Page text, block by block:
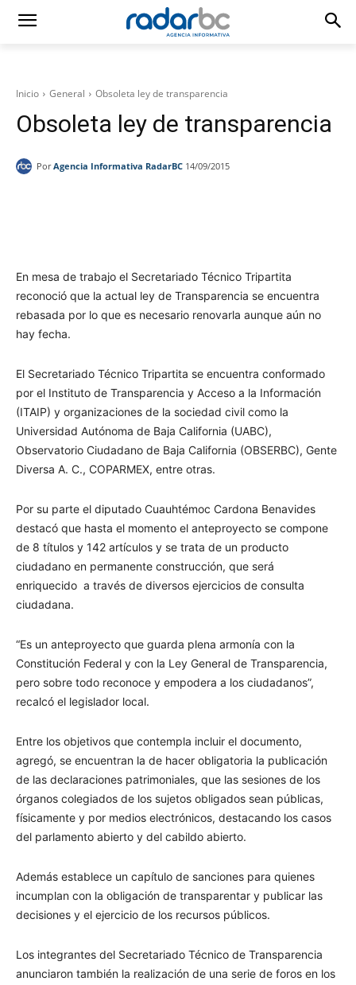
Inicio General Obsoleta ley de transparencia
Obsoleta ley de transparencia
Por Agencia Informativa RadarBC 14/09/2015
En mesa de trabajo el Secretariado Técnico Tripartita
reconoció que la actual ley de Transparencia se encuentra
rebasada por lo que es necesario renovarla aunque aún no
hay fecha.
El Secretariado Técnico Tripartita se encuentra conformado
por el Instituto de Transparencia y Acceso a la Información
(ITAIP) y organizaciones de la sociedad civil como la
Universidad Autónoma de Baja California (UABC),
Observatorio Ciudadano de Baja California (OBSERBC), Gente
Diversa A. C., COPARMEX, entre otras.
Por su parte el diputado Cuauhtémoc Cardona Benavides
destacó que hasta el momento el anteproyecto se compone
de 8 títulos y 142 artículos y se trata de un producto
ciudadano en permanente construcción, que será
enriquecido a través de diversos ejercicios de consulta
ciudadana.
“Es un anteproyecto que guarda plena armonía con la
Constitución Federal y con la Ley General de Transparencia,
pero sobre todo reconoce y empodera a los ciudadanos”,
recalcó el legislador local.
Entre los objetivos que contempla incluir el documento,
agregó, se encuentran la de hacer obligatoria la publicación
de las declaraciones patrimoniales, que las sesiones de los
órganos colegiados de los sujetos obligados sean públicas,
físicamente y por medios electrónicos, destacando los casos
del parlamento abierto y del cabildo abierto.
Además establece un capítulo de sanciones para quienes
incumplan con la obligación de transparentar y publicar las
decisiones y el ejercicio de los recursos públicos.
Los integrantes del Secretariado Técnico de Transparencia
anunciaron también la realización de una serie de foros en los